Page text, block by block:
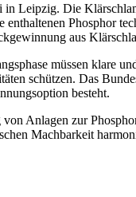
Leipzig. Die
Phosphor
aus
müssen klare
schützen. Das
besteht.
Anlagen zur
Machbarkeit